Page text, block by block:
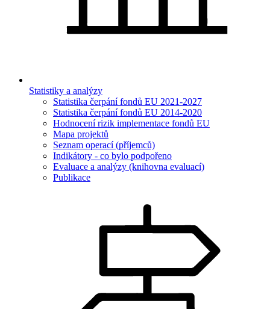
Statistiky a analýzy
Statistika čerpání fondů EU 2021-2027
Statistika čerpání fondů EU 2014-2020
Hodnocení rizik implementace fondů EU
Mapa projektů
Seznam operací (příjemců)
Indikátory - co bylo podpořeno
Evaluace a analýzy (knihovna evaluací)
Publikace